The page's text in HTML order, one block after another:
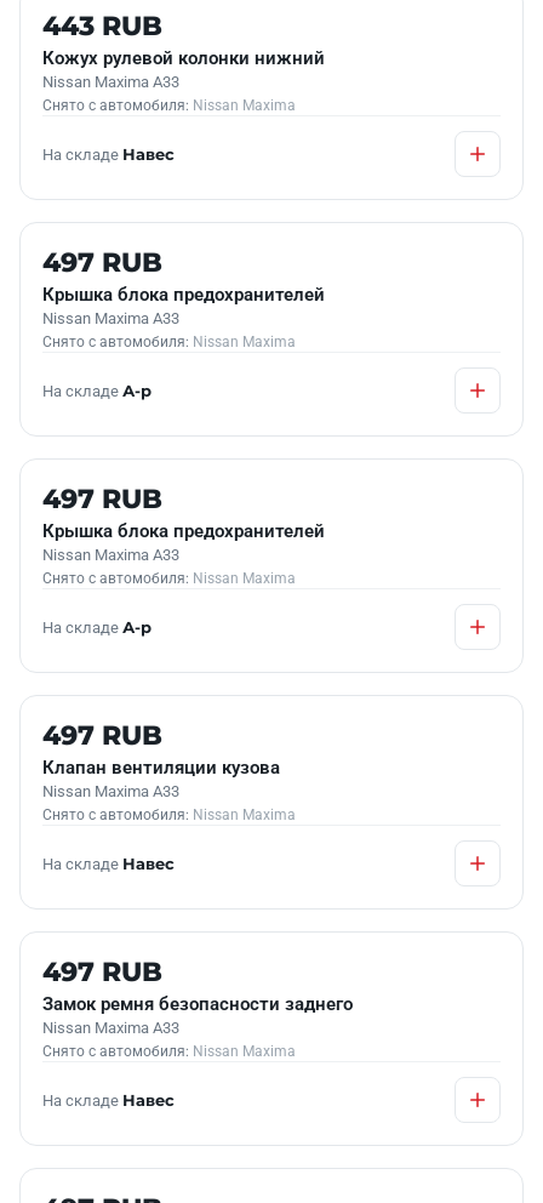
Б/У В НАЛИЧИИ
443 RUB
Кожух рулевой колонки нижний
Nissan Maxima A33
Снято с автомобиля: Nissan Maxima
На складе Навес
Б/У В НАЛИЧИИ
497 RUB
Крышка блока предохранителей
Nissan Maxima A33
Снято с автомобиля: Nissan Maxima
На складе А-р
Б/У В НАЛИЧИИ
497 RUB
Крышка блока предохранителей
Nissan Maxima A33
Снято с автомобиля: Nissan Maxima
На складе А-р
Б/У В НАЛИЧИИ
497 RUB
Клапан вентиляции кузова
Nissan Maxima A33
Снято с автомобиля: Nissan Maxima
На складе Навес
Б/У В НАЛИЧИИ
497 RUB
Замок ремня безопасности заднего
Nissan Maxima A33
Снято с автомобиля: Nissan Maxima
На складе Навес
Б/У В НАЛИЧИИ